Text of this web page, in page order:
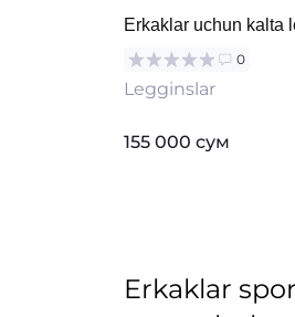
Erkaklar uchun kalta
0
Legginslar
155 000 сум